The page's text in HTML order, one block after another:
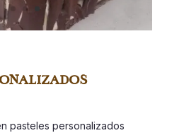
pasteles personalizados